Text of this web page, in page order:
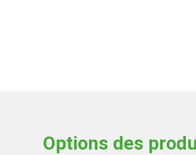
Options des